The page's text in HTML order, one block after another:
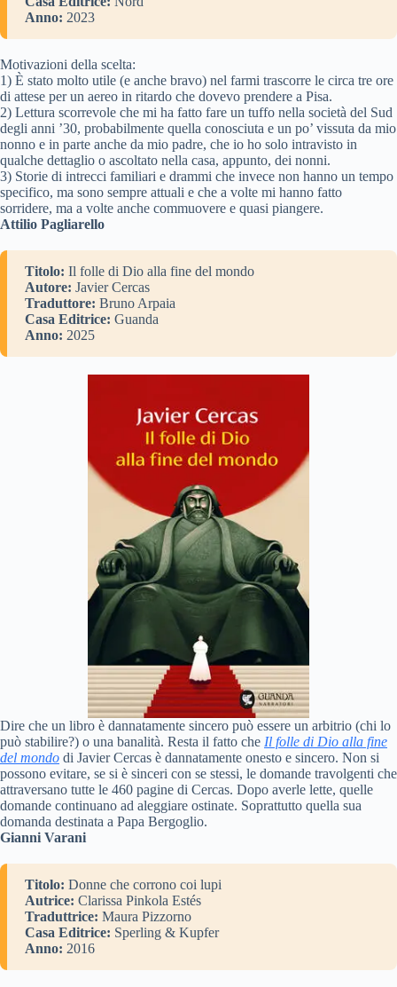
Anno: 2023
Motivazioni della scelta:
1) È stato molto utile (e anche bravo) nel farmi trascorre le circa tre ore
di attese per un aereo in ritardo che dovevo prendere a Pisa.
2) Lettura scorrevole che mi ha fatto fare un tuffo nella società del Sud
degli anni ’30, probabilmente quella conosciuta e un po’ vissuta da mio
nonno e in parte anche da mio padre, che io ho solo intravisto in
qualche dettaglio o ascoltato nella casa, appunto, dei nonni.
3) Storie di intrecci familiari e drammi che invece non hanno un tempo
specifico, ma sono sempre attuali e che a volte mi hanno fatto
sorridere, ma a volte anche commuovere e quasi piangere.
Attilio Pagliarello
Titolo: Il folle di Dio alla fine del mondo
Autore: Javier Cercas
Traduttore: Bruno Arpaia
Casa Editrice: Guanda
Anno: 2025
Dire che un libro è dannatamente sincero può essere un arbitrio (chi lo
può stabilire?) o una banalità. Resta il fatto che Il folle di Dio alla fine
del mondo di Javier Cercas è dannatamente onesto e sincero. Non si
possono evitare, se si è sinceri con se stessi, le domande travolgenti che
attraversano tutte le 460 pagine di Cercas. Dopo averle lette, quelle
domande continuano ad aleggiare ostinate. Soprattutto quella sua
domanda destinata a Papa Bergoglio.
Gianni Varani
Titolo: Donne che corrono coi lupi
Autrice: Clarissa Pinkola Estés
Traduttrice: Maura Pizzorno
Casa Editrice: Sperling & Kupfer
Anno: 2016